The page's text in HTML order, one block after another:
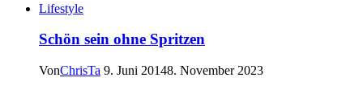
Lifestyle
Schön sein ohne Spritzen
VonChrisTa 9. Juni 20148. November 2023